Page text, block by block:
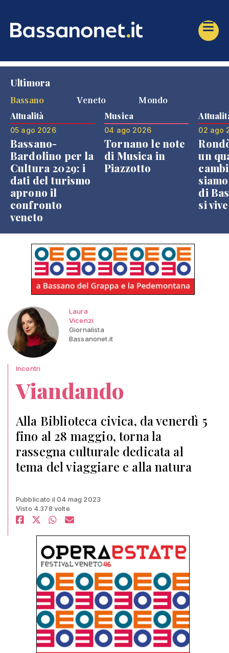
Ultimora
Bassano
Veneto Mondo
Attualità
05 ago 2026
Bassano-
Bardolino per la
Cultura 2029: i
dati del turismo
aprono il
confronto
veneto
Musica
04 ago 2026
Tornano le note
di Musica in
Piazzotto
02 ago
un
di
si
Laura
Vicenzi
Giornalista
Bassanonet.it
Incontri
Viandando
Alla Biblioteca civica, da venerdì 5
fino al 28 maggio, torna la
rassegna culturale dedicata al
tema del viaggiare e alla natura
Pubblicato il 04 mag 2023
Visto 4.378 volte